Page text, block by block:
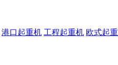
港口起重机 工程起重机 欧式起